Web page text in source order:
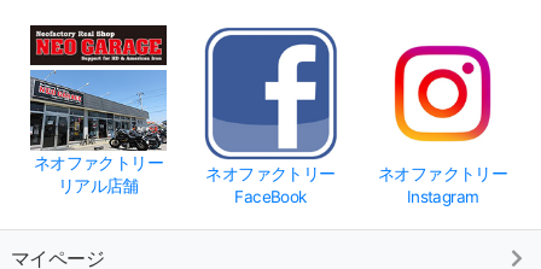
ネオファクトリー
リアル店舗
ネオファクトリー
FaceBook
ネオファクトリー
Instagram
マイページ